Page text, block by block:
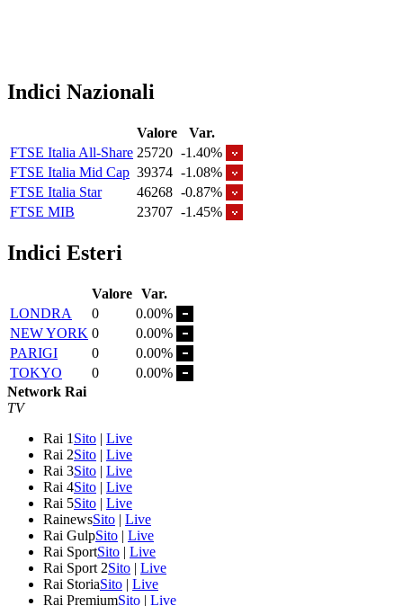
Indici Nazionali
Valore
Var.
FTSE Italia All-Share 25720 -1.40%
FTSE Italia Mid Cap 39374 -1.08%
FTSE Italia Star
46268 -0.87%
FTSE MIB
23707 -1.45%
Indici Esteri
Valore Var.
LONDRA
0
0.00%
NEW YORK 0
0.00%
PARIGI
0
0.00%
TOKYO
0
0.00%
Network Rai
TV
Rai 1 Sito | Live
Rai 2Sito | Live
Rai 3Sito | Live
Rai 4Sito | Live
Rai 5Sito | Live
RainewsSito | Live
Rai GulpSito | Live
Rai SportSito | Live
Rai Sport 2Sito | Live
Rai StoriaSito | Live
Rai PremiumSito | Live